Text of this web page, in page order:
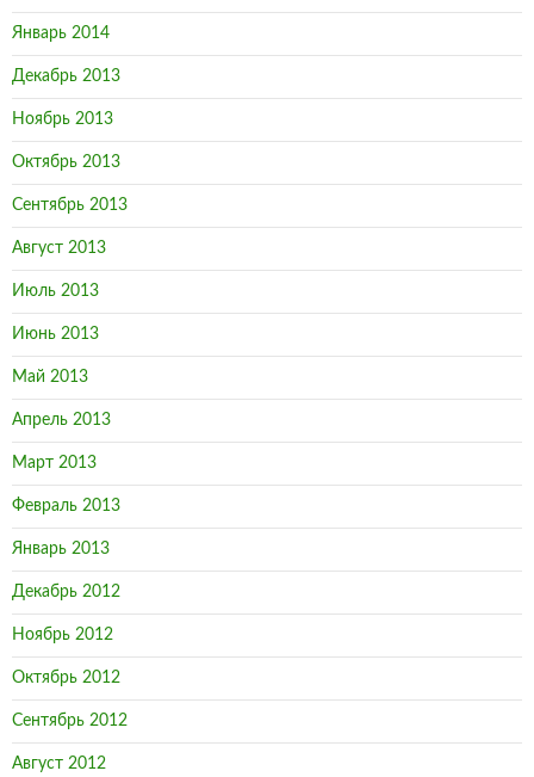
Январь 2014
Декабрь 2013
Ноябрь 2013
Октябрь 2013
Сентябрь 2013
Август 2013
Июль 2013
Июнь 2013
Май 2013
Апрель 2013
Март 2013
Февраль 2013
Январь 2013
Декабрь 2012
Ноябрь 2012
Октябрь 2012
Сентябрь 2012
Август 2012